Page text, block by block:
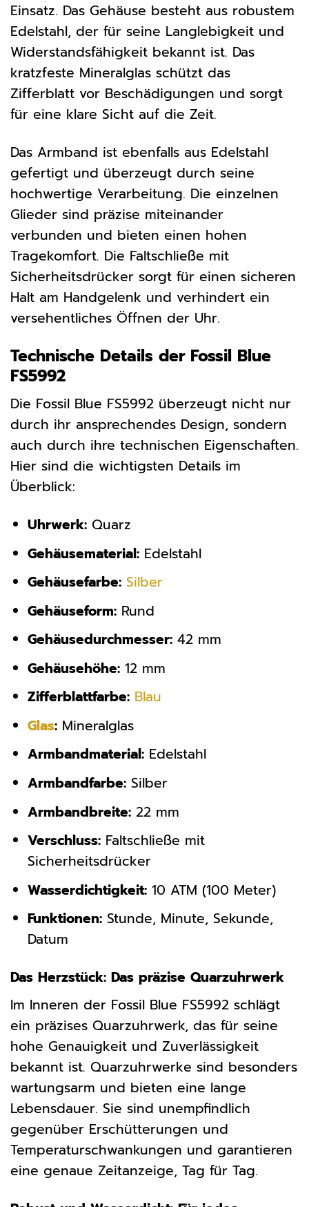
Einsatz. Das Gehäuse besteht aus robustem
Edelstahl, der für seine Langlebigkeit und
Widerstandsfähigkeit bekannt ist. Das
kratzfeste Mineralglas schützt das
Zifferblatt vor Beschädigungen und sorgt
für eine klare Sicht auf die Zeit.
Das Armband ist ebenfalls aus Edelstahl
gefertigt und überzeugt durch seine
hochwertige Verarbeitung. Die einzelnen
Glieder sind präzise miteinander
verbunden und bieten einen hohen
Tragekomfort. Die Faltschließe mit
Sicherheitsdrücker sorgt für einen sicheren
Halt am Handgelenk und verhindert ein
versehentliches Öffnen der Uhr.
Technische Details der Fossil Blue
FS5992
Die Fossil Blue FS5992 überzeugt nicht nur
durch ihr ansprechendes Design, sondern
auch durch ihre technischen Eigenschaften.
Hier sind die wichtigsten Details im
Überblick:
Uhrwerk:Quarz
Gehäusematerial:Edelstahl
Gehäusefarbe: Silber
Gehäuseform:Rund
Gehäusedurchmesser:42 mm
Gehäusehöhe:12 mm
Zifferblattfarbe: Blau
Glas:Mineralglas
Armbandmaterial:Edelstahl
Armbandfarbe:Silber
Armbandbreite:22 mm
Verschluss:Faltschließe mit
Sicherheitsdrücker
Wasserdichtigkeit:10 ATM (100 Meter)
Funktionen:Stunde, Minute, Sekunde,
Datum
Das Herzstück: Das präzise Quarzuhrwerk
Im Inneren der Fossil Blue FS5992 schlägt
ein präzises Quarzuhrwerk, das für seine
hohe Genauigkeit und Zuverlässigkeit
bekannt ist. Quarzuhrwerke sind besonders
wartungsarm und bieten eine lange
Lebensdauer. Sie sind unempfindlich
gegenüber Erschütterungen und
Temperaturschwankungen und garantieren
eine genaue Zeitanzeige, Tag für Tag.